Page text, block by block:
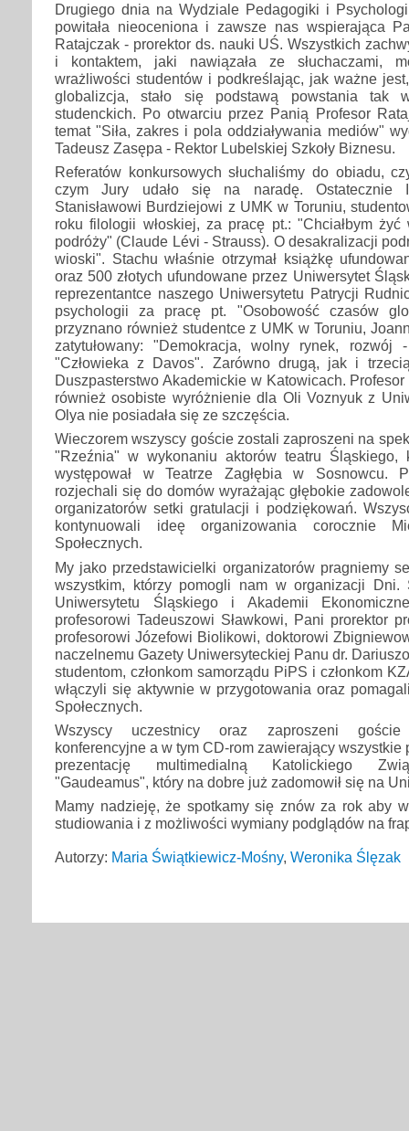
Drugiego dnia na Wydziale Pedagogiki i
powitała nieoceniona i zawsze nas wspierająca
Ratajczak - prorektor ds. nauki UŚ. Wszystkich
i kontaktem, jaki nawiązała ze słuchaczami,
wrażliwości studentów i podkreślając, jak ważne
globalizcja, stało się podstawą powstania tak
studenckich. Po otwarciu przez Panią Profesor
temat "Siła, zakres i pola oddziaływania mediów"
Tadeusz Zasępa - Rektor Lubelskiej Szkoły Biznesu.
Referatów konkursowych słuchaliśmy do obiadu,
czym Jury udało się na naradę. Ostatecznie
Stanisławowi Burdziejowi z UMK w Toruniu,
roku filologii włoskiej, za pracę pt.: "Chciałbym
podróży" (Claude Lévi - Strauss). O desakralizacji
wioski". Stachu właśnie otrzymał książkę
oraz 500 złotych ufundowane przez Uniwersytet
reprezentantce naszego Uniwersytetu Patrycji
psychologii za pracę pt. "Osobowość czasów
przyznano również studentce z UMK w Toruniu,
zatytułowany: "Demokracja, wolny rynek, rozwój
"Człowieka z Davos". Zarówno drugą, jak i
Duszpasterstwo Akademickie w Katowicach.
również osobiste wyróżnienie dla Oli Voznyuk z
Olya nie posiadała się ze szczęścia.
Wieczorem wszyscy goście zostali zaproszeni na
"Rzeźnia" w wykonaniu aktorów teatru Śląskiego,
występował w Teatrze Zagłębia w Sosnowcu.
rozjechali się do domów wyrażając głębokie
organizatorów setki gratulacji i podziękowań.
kontynuowali ideę organizowania corocznie
Społecznych.
My jako przedstawicielki organizatorów pragniemy
wszystkim, którzy pomogli nam w organizacji Dni.
Uniwersytetu Śląskiego i Akademii
profesorowi Tadeuszowi Sławkowi, Pani prorektor
profesorowi Józefowi Biolikowi, doktorowi
naczelnemu Gazety Uniwersyteckiej Panu dr.
studentom, członkom samorządu PiPS i członkom
włączyli się aktywnie w przygotowania oraz
Społecznych.
Wszyscy uczestnicy oraz zaproszeni goście
konferencyjne a w tym CD-rom zawierający wszystkie
prezentację multimedialną Katolickiego
"Gaudeamus", który na dobre już zadomowił się na
Mamy nadzieję, że spotkamy się znów za rok aby
studiowania i z możliwości wymiany podglądów na
Autorzy: Maria Świątkiewicz-Mośny, Weronika Ślęzak